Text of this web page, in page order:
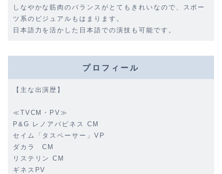
しなやかな筋肉のバランスがとてもきれいなので、スポー
ツ系のビジュアルもはまります。
日本語力を活かした日本語での演技も可能です。
プロフィール
【主な出演歴】
≪TVCM・PV≫
P&G レノアパピネス CM
セイム「タスペーサー」VP
ダカラ CM
リステリン CM
ギネスPV